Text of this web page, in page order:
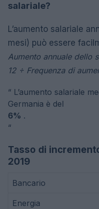
salariale?
L’aumento salariale
mesi) può essere
Aumento annuale dello
12 ÷ Frequenza di
“ L’aumento salariale
Germania è del
6% .
“
Tasso di
2019
Bancario
Energia